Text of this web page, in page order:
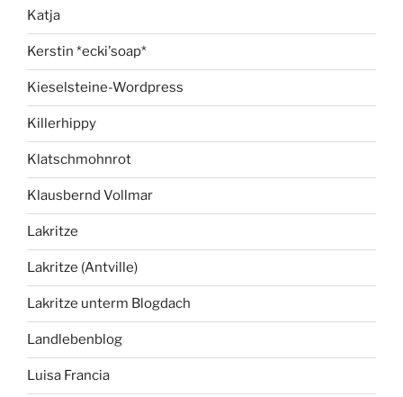
Katja
Kerstin *ecki'soap*
Kieselsteine-Wordpress
Killerhippy
Klatschmohnrot
Klausbernd Vollmar
Lakritze
Lakritze (Antville)
Lakritze unterm Blogdach
Landlebenblog
Luisa Francia